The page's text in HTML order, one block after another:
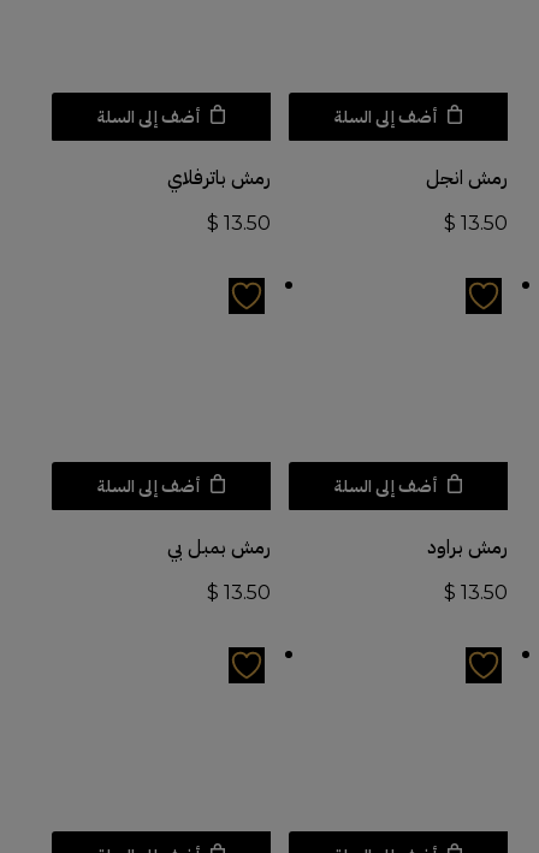
أضف إلى السلة
رمش انجل
$ 13.50
أضف إلى السلة
رمش باترفلاي
$ 13.50
أضف إلى السلة
رمش براود
$ 13.50
أضف إلى السلة
رمش بمبل بي
$ 13.50